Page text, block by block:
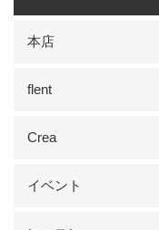
本店
flent
Crea
イベント